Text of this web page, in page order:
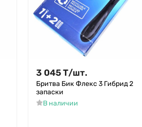
3 045Т/шт.
Бритва Бик Флекс 3 Гибрид 2
запаски
В наличии